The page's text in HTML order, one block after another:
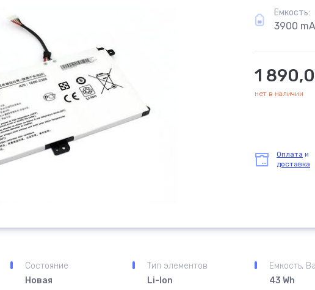
Емкость:
3900
1 890,0
нет в наличии
Оплата и
доставка
Состояние
Новая
Тип элементов
Li-Ion
Емкость,
43 Wh